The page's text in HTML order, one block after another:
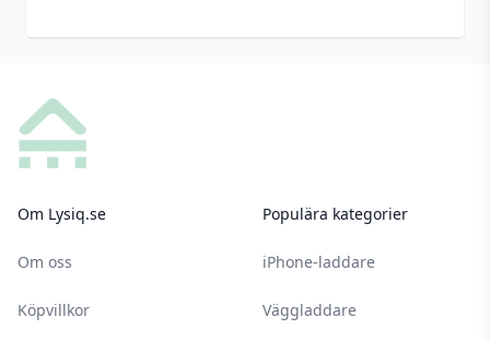
Om Lysiq.se
Om oss
Köpvillkor
Populära kategorier
iPhone-laddare
Väggladdare